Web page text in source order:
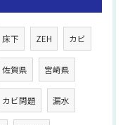
床下 ZEH カビ
佐賀県 宮崎県
カビ問題 漏水